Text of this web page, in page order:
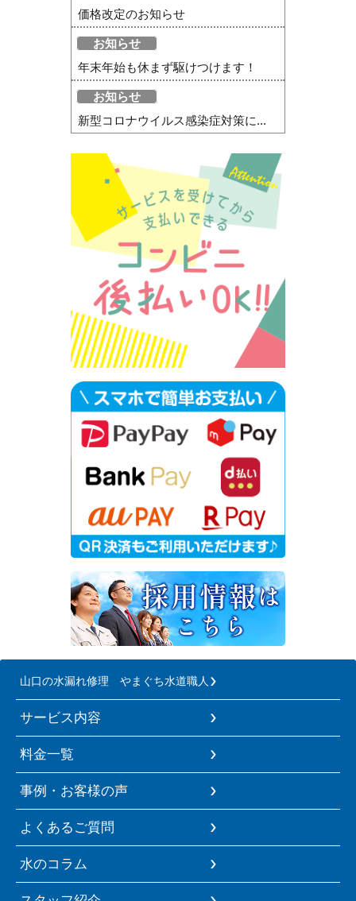
価格改定のお知らせ
お知らせ
年末年始も休まず駆けつけます！
お知らせ
新型コロナウイルス感染症対策に...
山口の水漏れ修理 やまぐち水道職人
サービス内容
料金一覧
事例・お客様の声
よくあるご質問
水のコラム